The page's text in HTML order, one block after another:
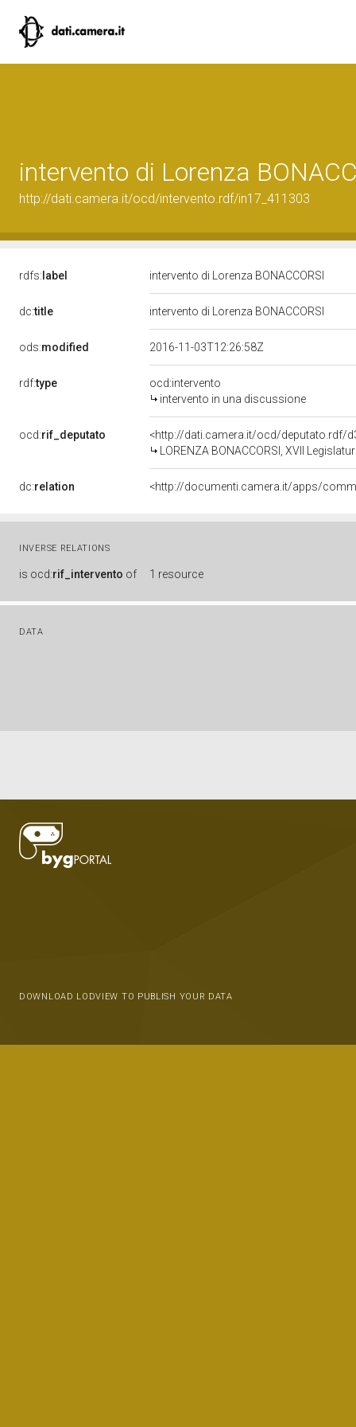
intervento di Lorenza
http://dati.camera.it/ocd/intervento.rdf/in17_411303
rdfs: label intervento di Lorenza BONACCORSI
dc:title intervento di Lorenza BONACCORSI
ods:modified 2016-11-03T12:26:58Z
rdf:type
ocd:intervento
intervento in una discussione
ocd:rif_deputato
<http://dati.camera.it/ocd/deputato.rdf/
LORENZA BONACCORSI, XVII
dc:relation
INVERSE RELATIONS
is ocd:rif_intervento of 1 resource
DATA
DOWNLOAD LODVIEW TO PUBLISH YOUR DATA